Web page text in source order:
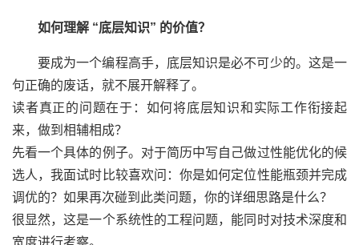
如何理解 “底层知识” 的价值？
要成为一个编程高手，底层知识是必不可少的。这是一
句正确的废话，就不展开解释了。
读者真正的问题在于：如何将底层知识和实际工作衔接起
来，做到相辅相成？
先看一个具体的例子。对于简历中写自己做过性能优化的候
选人，我面试时比较喜欢问：你是如何定位性能瓶颈并完成
调优的？如果再次碰到此类问题，你的详细思路是什么？
很显然，这是一个系统性的工程问题，能同时对技术深度和
宽度进行考察。